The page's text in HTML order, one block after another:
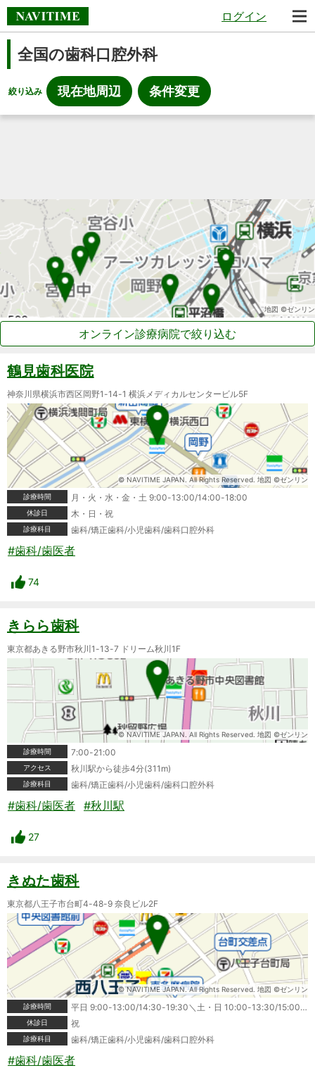
ログイン
全国の歯科口腔外科
絞り込み 現在地周辺 条件変更
地図 ©ゼンリン
オンライン診療病院で絞り込む
鶴見歯科医院
神奈川県横浜市西区岡野1-14-1 横浜メディカルセンタービル5F
© NAVITIME JAPAN. All Rights Reserved. 地図 ©ゼンリン
診療時間
月・火・水・金・土 9:00-13:00/14:00-18:00
休診日 木・日・祝
診療科目 歯科/矯正歯科/小児歯科/歯科口腔外科
#歯科/歯医者
74
きらら歯科
東京都あきる野市秋川1-13-7 ドリーム秋川1F
© NAVITIME JAPAN. All Rights Reserved. 地図 ©ゼンリン
診療時間
7:00-21:00
アクセス 秋川駅から徒歩4分(311m)
診療科目 歯科/矯正歯科/小児歯科/歯科口腔外科
#歯科/歯医者 #秋川駅
27
きぬた歯科
東京都八王子市台町4-48-9 奈良ビル2F
© NAVITIME JAPAN. All Rights Reserved. 地図 ©ゼンリン
診療時間
平日 9:00-13:00/14:30-19:30＼土・日 10:00-13:30/15:00-17:00
休診日 祝
診療科目 歯科/矯正歯科/小児歯科/歯科口腔外科
#歯科/歯医者